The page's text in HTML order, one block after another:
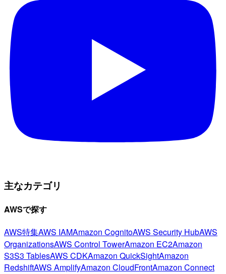
主なカテゴリ
AWSで探す
AWS特集AWS IAMAmazon CognitoAWS Security HubAWS
OrganizationsAWS Control TowerAmazon EC2Amazon
S3S3 TablesAWS CDKAmazon QuickSightAmazon
RedshiftAWS AmplifyAmazon CloudFrontAmazon Connect